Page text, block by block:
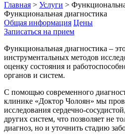
Главная > Услуги >
Функциональная диагностика
Общая информация Цены
Записаться на прием
Функциональная диагностика –
инструментальных методов
оценку состояния и
органов и систем.
С помощью современного
клинике «Доктор Чолоян» мы
исследования сердечно-
других систем, что позволяет не
диагноз, но и уточнить стадию